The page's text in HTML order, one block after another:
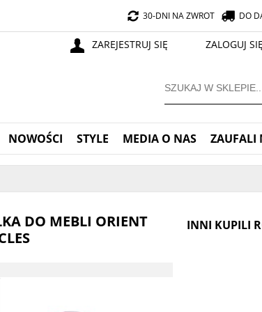
30-DNI NA ZWROT DO
ZAREJESTRUJ SIĘ ZALOGUJ SIĘ
NOWOŚCI STYLE MEDIA O NAS ZAUFALI
DO MEBLI ORIENT
zł
INNI KUPILI